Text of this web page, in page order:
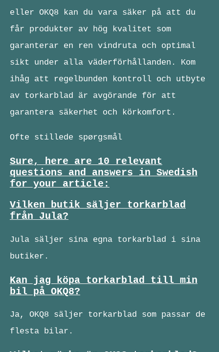
eller OKQ8 kan du vara säker på att du
får produkter av hög kvalitet som
garanterar en ren vindruta och optimal
sikt under alla väderförhållanden. Kom
ihåg att regelbunden kontroll och utbyte
av torkarblad är avgörande för att
garantera säkerhet och körkomfort.
Ofte stillede spørgsmål
Sure, here are 10 relevant
questions and answers in Swedish
for your article:
Vilken butik säljer torkarblad
från Jula?
Jula säljer sina egna torkarblad i sina
butiker.
Kan jag köpa torkarblad till min
bil på OKQ8?
Ja, OKQ8 säljer torkarblad som passar de
flesta bilar.